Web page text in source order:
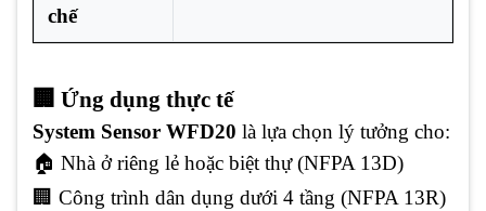
chế
🏢 Ứng dụng thực tế
System Sensor WFD20 là lựa chọn lý tưởng cho:
🏠 Nhà ở riêng lẻ hoặc biệt thự (NFPA 13D)
🏢 Công trình dân dụng dưới 4 tầng (NFPA 13R)